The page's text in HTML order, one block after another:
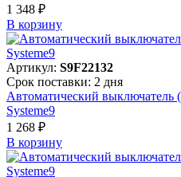
1 348 ₽
В корзинy
Артикул: S9F22132
Срок поставки: 2 дня
Автоматический
Systeme9
1 268 ₽
В корзинy